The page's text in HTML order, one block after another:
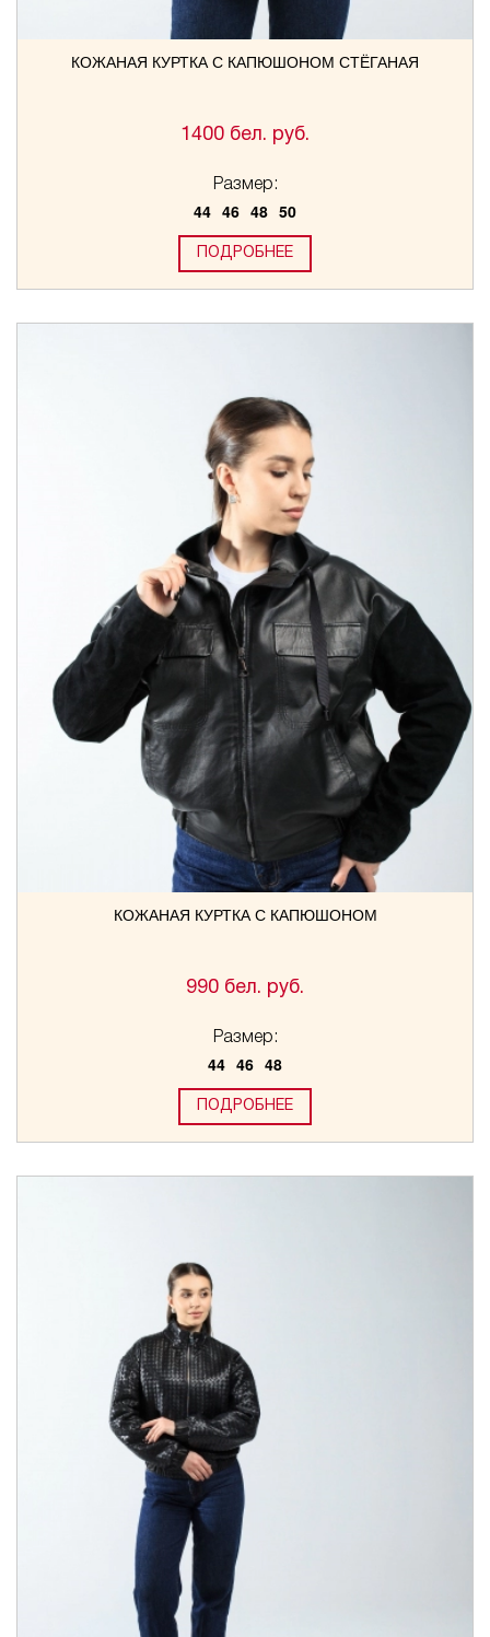
КОЖАНАЯ КУРТКА С КАПЮШОНОМ СТЁГАНАЯ
1400 бел. руб.
Размер:
44 46 48 50
ПОДРОБНЕЕ
КОЖАНАЯ КУРТКА С КАПЮШОНОМ
990 бел. руб.
Размер:
44 46 48
ПОДРОБНЕЕ